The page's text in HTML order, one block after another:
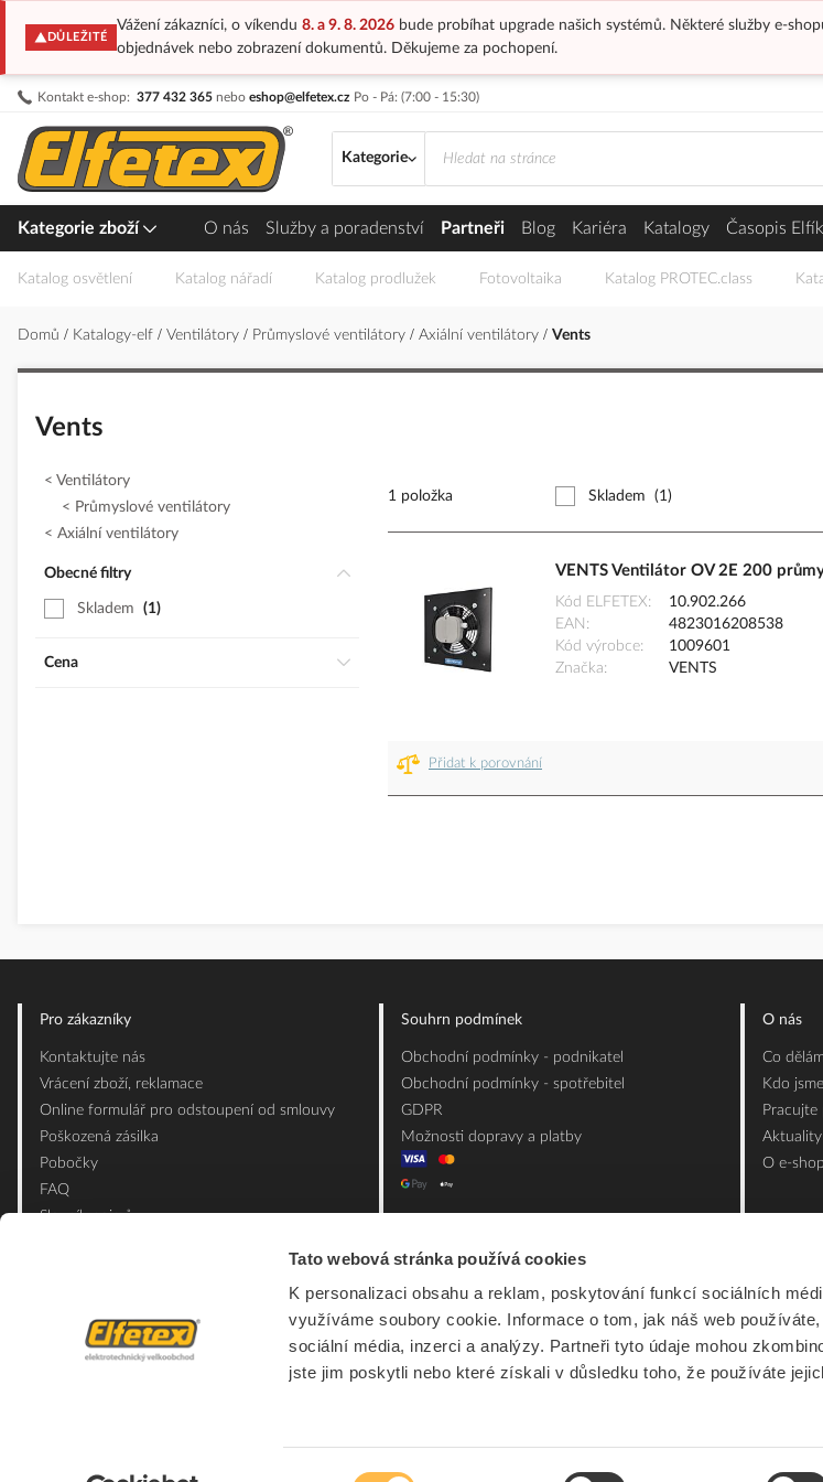
Tato webová stránka používá cookies
K personalizaci obsahu a reklam, poskytování funkcí sociálních
využíváme soubory cookie. Informace o tom, jak náš web
sociální média, inzerci a analýzy. Partneři tyto údaje mohou
jste jim poskytli nebo které získali v důsledku toho, že používáte
DŮLEŽITÉ
Vážení zákazníci, o víkendu 8. a 9. 8. 2026bude probíhat upgrade našich systémů. Některé služby e-
objednávek nebo zobrazení dokumentů. Děkujeme za pochopení.
Kontakt e-shop: 377 432 365 nebo eshop@elfetex.cz Po - Pá: (7:00 - 15:30)
Přejít
obsah
Kategorie
Kategorie zboží O nás Služby a poradenství Partneři Blog Kariéra Katalogy Časopis Elfík
Katalog osvětlení Katalog nářadí Katalog prodlužek Fotovoltaika Katalog PROTEC.class
Domů Katalogy-elf Ventilátory Průmyslové ventilátory Axiální ventilátory Vents
Vents
1 položka Skladem (1)
VENTS Ventilátor OV 2E 200
Kód ELFETEX
10.902.266
EAN
4823016208538
Kód výrobce
1009601
Značka
VENTS
Přidat k porovnání
Ventilátory
Průmyslové ventilátory
Axiální ventilátory
Obecné filtry
Skladem 1
Cena
Pro zákazníky
Kontaktujte nás
Vrácení zboží, reklamace
Online formulář pro odstoupení od smlouvy
Poškozená zásilka
Pobočky
FAQ
Slovník pojmů
Souhrn podmínek
Obchodní podmínky - podnikatel
Obchodní podmínky - spotřebitel
GDPR
Možnosti dopravy a platby
O nás
Co
Kdo jsme
Pracujte
Aktuality
O e-